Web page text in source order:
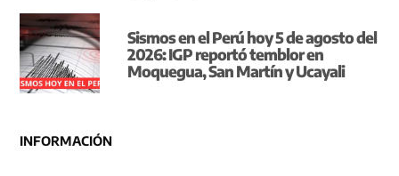
Sismos en el Perú hoy 5 de agosto del
2026: IGP reportó temblor en
Moquegua, San Martín y Ucayali
INFORMACIÓN